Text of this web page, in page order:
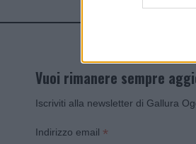
Vuoi rimanere sempre
Iscriviti alla newsletter di Gallura
Indirizzo email *